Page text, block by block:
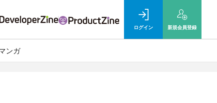
ログイン 新規会員登録
ンガ